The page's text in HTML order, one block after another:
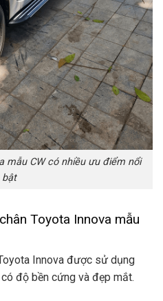
mẫu CW có nhiều ưu điểm nổi
bật
Toyota Innova mẫu
Innova được sử dụng
độ bền cứng và đẹp mắt.